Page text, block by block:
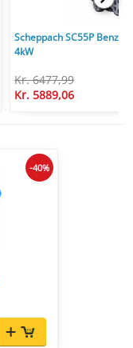
Scheppach SC55P
4kW
Kr. 6477,99
Kr. 5889,06
-40%